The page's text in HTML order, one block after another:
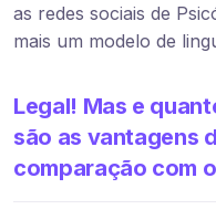
as redes sociais de
mais um modelo de
Legal! Mas e
são as vantagens
comparação com